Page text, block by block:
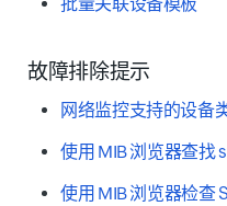
性能计数器可
标量
图
器
故障排除提示
网络监控支持的设备
使用 MIB 浏览器查找
使用 MIB 浏览器检查